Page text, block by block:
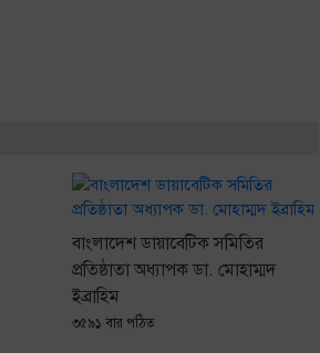
বাংলাদেশ ডায়াবেটিক সমিতির
প্রতিষ্ঠাতা অধ্যাপক ডা. মোহাম্মদ
ইব্রাহিম
৩৫৯১ বার পঠিত